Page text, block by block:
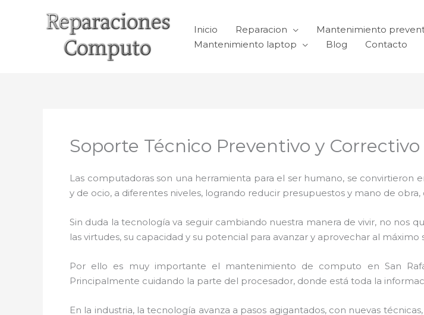
Inicio Reparacion Mantenimiento
Mantenimiento laptop
Blog Contacto
Soporte Técnico Preventivo y
Las computadoras son una herramienta para el ser humano, se convirtieron
y de ocio, a diferentes niveles, logrando reducir presupuestos y mano de
Sin duda la tecnología va seguir cambiando nuestra manera de vivir, no nos
las virtudes, su capacidad y su potencial para avanzar y aprovechar al
Por ello es muy importante el mantenimiento de computo en San
Principalmente cuidando la parte del procesador, donde está toda la
En la industria, la tecnología avanza a pasos agigantados, con nuevas